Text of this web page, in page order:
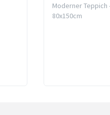
Moderner Teppich
80x150cm